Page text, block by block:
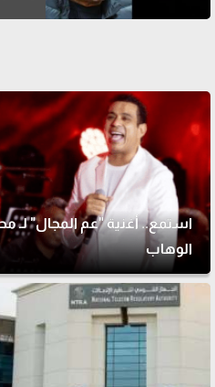
استمع.. أغنية "عم المجال" لـ
الوهاب